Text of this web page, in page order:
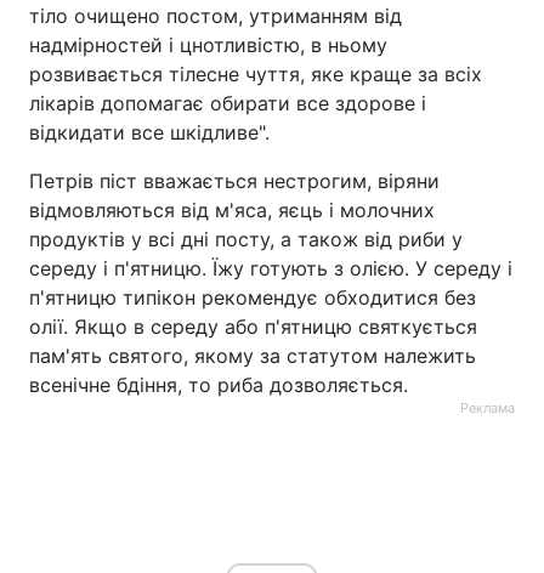
Тема оформлення
тіло очищено постом, утриманням від
надмірностей і цнотливістю, в ньому
розвивається тілесне чуття, яке краще за всіх
лікарів допомагає обирати все здорове і
відкидати все шкідливе".
Петрів піст вважається нестрогим, віряни
відмовляються від м'яса, яєць і молочних
продуктів у всі дні посту, а також від риби у
середу і п'ятницю. Їжу готують з олією. У середу і
п'ятницю типікон рекомендує обходитися без
олії. Якщо в середу або п'ятницю святкується
пам'ять святого, якому за статутом належить
всенічне бдіння, то риба дозволяється.
Реклама